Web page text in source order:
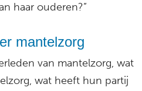
haar ouderen?”
mantelzorg
van mantelzorg, wat
wat heeft hun partij